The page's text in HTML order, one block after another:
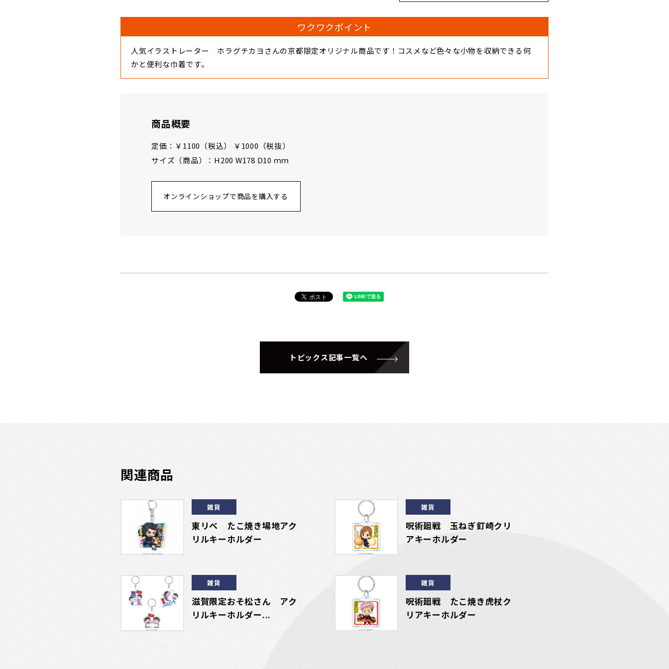
ワクワクポイント
人気イラストレーター ホラグチカヨさんの京都限定オリジナル商品です！コスメなど色々な小物を収納できる何
かと便利な巾着です。
商品概要
定価：￥1100（税込） ￥1000（税抜）
サイズ（商品）：H200 W178 D10 ｍｍ
オンラインショップで商品を購入する
トピックス記事一覧へ
関連商品
雑貨
東リベ たこ焼き場地アク
リルキーホルダー
雑貨
呪術廻戦 玉ねぎ釘崎クリ
アキーホルダー
雑貨
滋賀限定おそ松さん アク
リルキーホルダー...
雑貨
呪術廻戦 たこ焼き虎杖ク
リアキーホルダー